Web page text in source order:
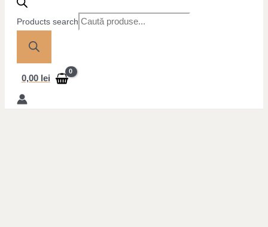
Products search
0,00 lei